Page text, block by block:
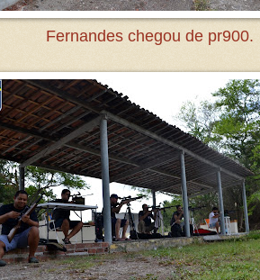
Fernandes chegou de pr900.